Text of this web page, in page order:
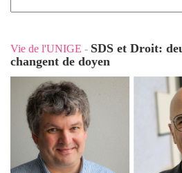
Vie de l'UNIGE - SDS et Droit:
changent de doyen